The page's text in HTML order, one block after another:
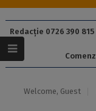
Redacție 0726 390
Welcome, Guest